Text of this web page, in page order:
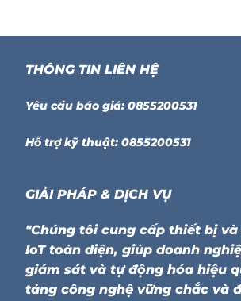
THÔNG TIN LIÊN HỆ
Yêu cầu báo giá: 0855200531
Hỗ trợ kỹ thuật: 0855200531
GIẢI PHÁP & DỊCH VỤ
"Chúng tôi cung cấp thiết bị
IoT toàn diện, giúp doanh
giám sát và tự động hóa hiệu
tảng công nghệ vững chắc và